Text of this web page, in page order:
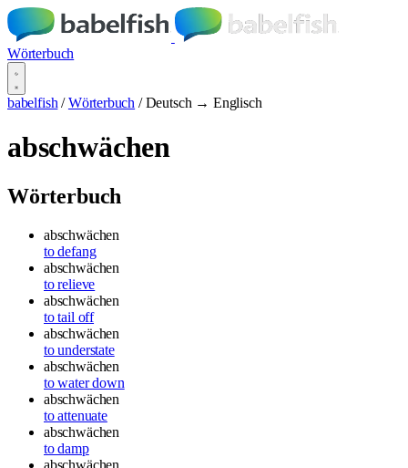
Wörterbuch
babelfish / Wörterbuch / Deutsch → Englisch
abschwächen
Wörterbuch
abschwächen
to defang
abschwächen
to relieve
abschwächen
to tail off
abschwächen
to understate
abschwächen
to water down
abschwächen
to attenuate
abschwächen
to damp
abschwächen